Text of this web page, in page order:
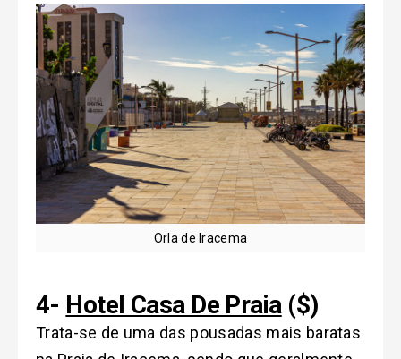
Orla de Iracema
4- Hotel Casa De Praia($)
Trata-se de uma das pousadas mais baratas